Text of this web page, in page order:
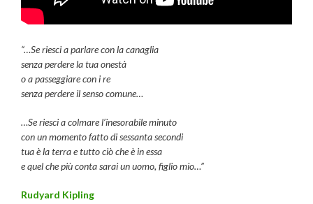
“…Se riesci a parlare con la canaglia
senza perdere la tua onestà
o a passeggiare con i re
senza perdere il senso comune…
…Se riesci a colmare l’inesorabile minuto
con un momento fatto di sessanta secondi
tua è la terra e tutto ciò che è in essa
e quel che più conta sarai un uomo, figlio mio…”
Rudyard Kipling